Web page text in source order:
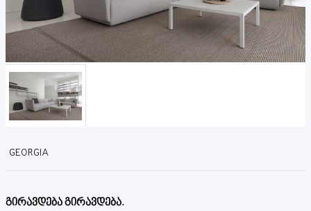
GEORGIA
გირავდება გირავდება.